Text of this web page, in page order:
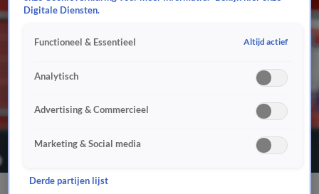
Digitale Diensten.
Functioneel & Essentieel Altijd actief
Analytisch
Advertising & Commercieel
Marketing & Social media
Derde partijen lijst